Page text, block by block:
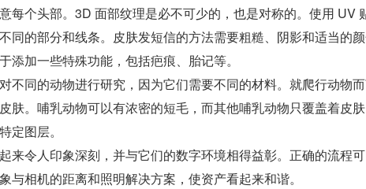
每个头部。3D 面部纹理是必不可少的，也是对称的。使用 UV
同的部分和线条。皮肤发短信的方法需要粗糙、阴影和适当的
添加一些特殊功能，包括疤痕、胎记等。
不同的动物进行研究，因为它们需要不同的材料。就爬行动物而
肤。哺乳动物可以有浓密的短毛，而其他哺乳动物只覆盖着皮
定图层。
来令人印象深刻，并与它们的数字环境相得益彰。正确的流程
与相机的距离和照明解决方案，使资产看起来和谐。